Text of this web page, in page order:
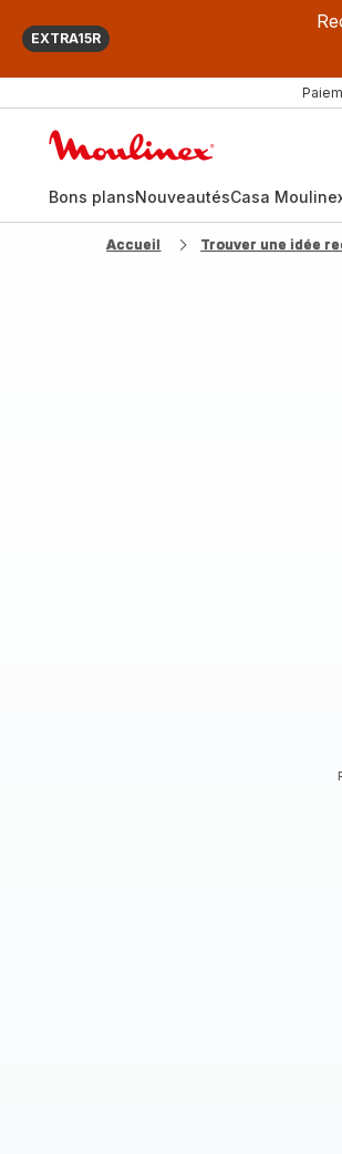
EXTRA15R
Bons plansNouveautésCasa
Accueil Trouver une idée